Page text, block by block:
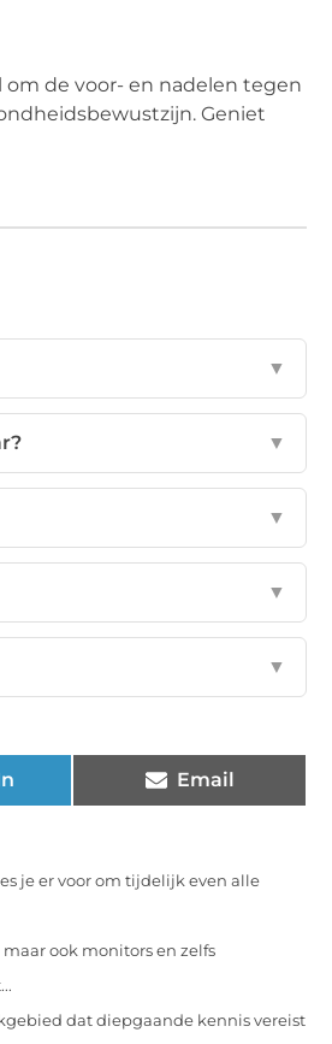
de voor- en nadelen tegen
Geniet
▼
▼
▼
▼
▼
Email
je er voor om tijdelijk even alle
ook monitors en zelfs
dat diepgaande kennis vereist